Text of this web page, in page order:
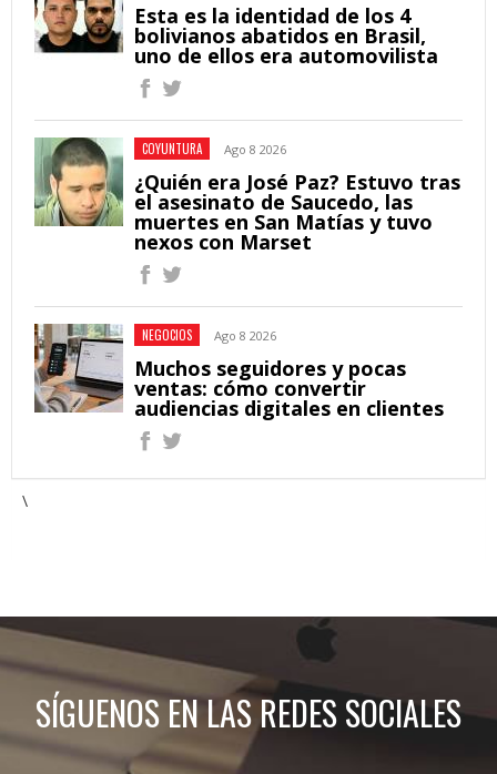
Esta es la identidad de los 4
bolivianos abatidos en Brasil,
uno de ellos era automovilista
COYUNTURA Ago 8 2026
¿Quién era José Paz? Estuvo tras
el asesinato de Saucedo, las
muertes en San Matías y tuvo
nexos con Marset
NEGOCIOS Ago 8 2026
Muchos seguidores y pocas
ventas: cómo convertir
audiencias digitales en clientes
\
SÍGUENOS EN LAS REDES SOCIALES